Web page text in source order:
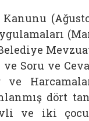
Soru ve
dört
ve iki